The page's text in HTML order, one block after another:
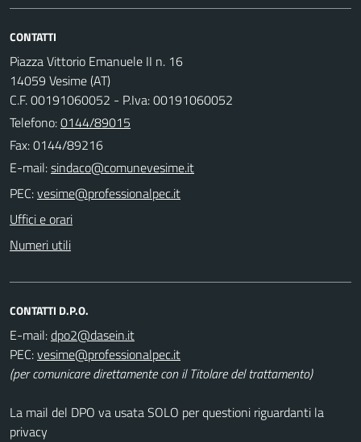
CONTATTI
Piazza Vittorio Emanuele II n. 16
14059 Vesime (AT)
C.F. 00191060052 - P.Iva: 00191060052
Telefono:0144/89015
Fax: 0144/89216
E-mail:
PEC:
Uffici e orari
Numeri utili
CONTATTI D.P.O.
E-mail:
PEC:
(per comunicare direttamente con il Titolare del trattamento)
La mail del DPO va usata SOLO per questioni riguardanti la
privacy